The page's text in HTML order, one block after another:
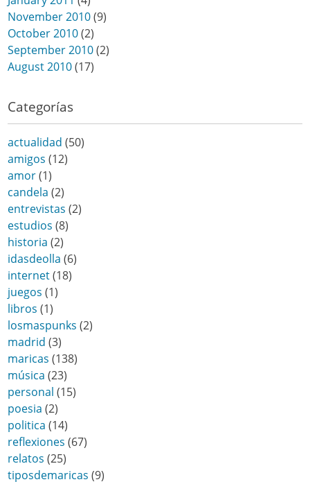
November 2010(9)
October 2010(2)
September 2010(2)
August 2010(17)
Categorías
actualidad (50)
amigos (12)
amor(1)
candela (2)
entrevistas (2)
estudios (8)
historia (2)
idasdeolla (6)
internet(18)
juegos (1)
libros (1)
losmaspunks (2)
madrid (3)
maricas (138)
música (23)
personal (15)
poesia (2)
politica (14)
reflexiones (67)
relatos (25)
tiposdemaricas (9)